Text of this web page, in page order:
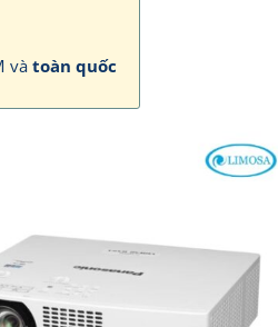
vàtoàn quốc